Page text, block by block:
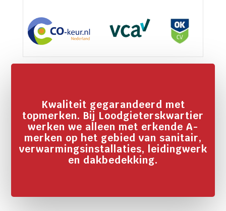
Kwaliteit gegarandeerd met
topmerken. Bij Loodgieterskwartier
werken we alleen met erkende A-
merken op het gebied van sanitair,
verwarmingsinstallaties, leidingwerk
en dakbedekking.